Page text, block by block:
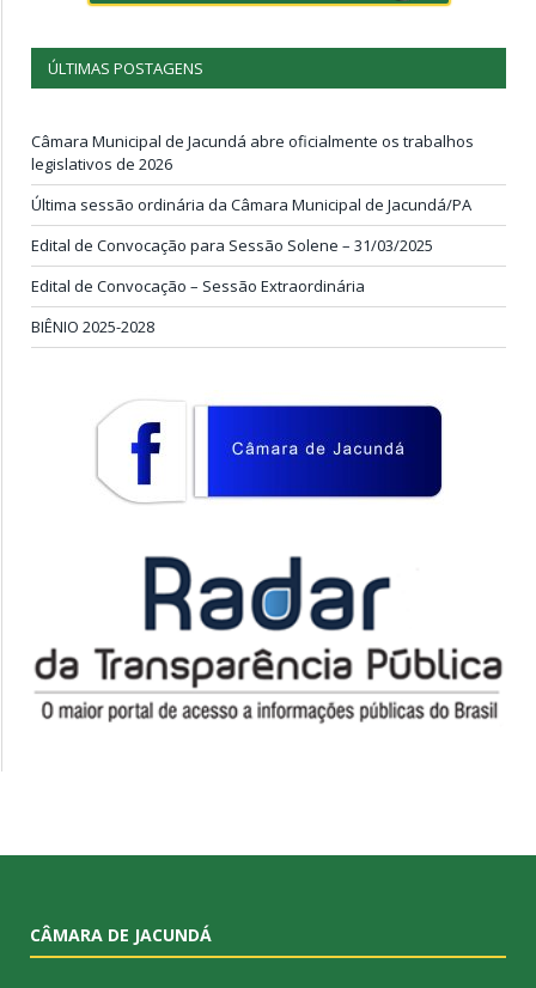
ÚLTIMAS POSTAGENS
Câmara Municipal de Jacundá abre oficialmente os trabalhos
legislativos de 2026
Última sessão ordinária da Câmara Municipal de Jacundá/PA
Edital de Convocação para Sessão Solene – 31/03/2025
Edital de Convocação – Sessão Extraordinária
BIÊNIO 2025-2028
CÂMARA DE JACUNDÁ